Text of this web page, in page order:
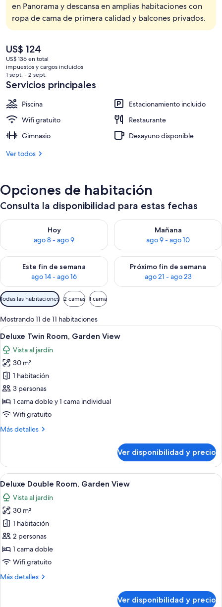
en Panorama y descansa en amplias habitaciones con
ropa de cama de primera calidad y balcones privados.
El
precio
actual
es
de
US$ 124
US$ 136 en total
impuestos y cargos incluidos
1 sept. - 2 sept.
Servicios principales
Piscina
Estacionamiento incluido
Wifi gratuito
Restaurante
Gimnasio
Desayuno disponible
Ver todos
Opciones de habitación
Consulta la disponibilidad para estas fechas
Hoy
ago 8 - ago 9
Consulta la disponibilidad para hoy ago 8 - ago 9
Mañana
ago 9 - ago 10
Consulta la disponibilidad
Este fin de semana
ago 14 - ago 16
Consulta la disponibilidad para este fin de semana ago 14 -
Próximo fin de semana
ago 21 - ago 23
Consulta la disponibilidad
Filtros
disponibles
para
las
habitaciones
Todas las habitaciones 2 camas 1 cama
Mostrando 11 de 11 habitaciones
Ver
todas
las
fotos
de
Deluxe
Twin
Room,
Garden
View
Habitación de hotel con televisor
6
Deluxe Twin Room, Garden View
Vista al jardín
30 m²
1 habitación
3 personas
1 cama doble y 1 cama individual
Wifi gratuito
Más detalles
Más
Twin
Room,
Garden
View
Ver disponibilidad y precio
Ver
todas
las
fotos
de
Deluxe
Double
Room,
Garden
View
Habitación de hotel con cama,
6
Deluxe Double Room, Garden View
Vista al jardín
30 m²
1 habitación
2 personas
1 cama doble
Wifi gratuito
Más detalles
Más
Ver disponibilidad y precio